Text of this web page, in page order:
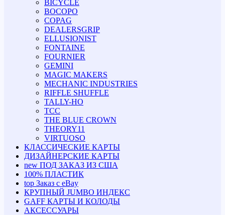
BICYCLE
BOCOPO
COPAG
DEALERSGRIP
ELLUSIONIST
FONTAINE
FOURNIER
GEMINI
MAGIC MAKERS
MECHANIC INDUSTRIES
RIFFLE SHUFFLE
TALLY-HO
TCC
THE BLUE CROWN
THEORY11
VIRTUOSO
КЛАССИЧЕСКИЕ КАРТЫ
ДИЗАЙНЕРСКИЕ КАРТЫ
new ПОД ЗАКАЗ ИЗ США
100% ПЛАСТИК
top Заказ с eBay
КРУПНЫЙ JUMBO ИНДЕКС
GAFF КАРТЫ И КОЛОДЫ
АКСЕССУАРЫ